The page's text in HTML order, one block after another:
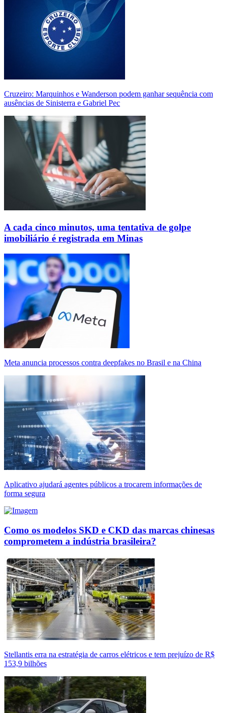
Cruzeiro: Marquinhos e Wanderson podem ganhar sequência com
ausências de Sinisterra e Gabriel Pec
A cada cinco minutos, uma tentativa de golpe
imobiliário é registrada em Minas
Meta anuncia processos contra deepfakes no Brasil e na China
Aplicativo ajudará agentes públicos a trocarem informações de
forma segura
Como os modelos SKD e CKD das marcas chinesas
comprometem a indústria brasileira?
Stellantis erra na estratégia de carros elétricos e tem prejuízo de R$
153,9 bilhões